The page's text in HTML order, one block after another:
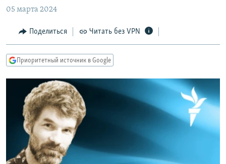
навигации
Вернутся
поиску
КУЛЬТУРА
IDEL.РЕАЛИИ
СЕВЕР.РЕАЛИИ
СИБИРЬ.РЕАЛИИ
РАСПИСАНИЕ ВЕЩАНИЯ
ПОДПИШИТЕСЬ НА РАССЫЛКУ
СОЦИАЛЬНЫЕ СЕТИ
05 марта 2024
Поделиться Читать без VPN
Приоритетный источник в Google